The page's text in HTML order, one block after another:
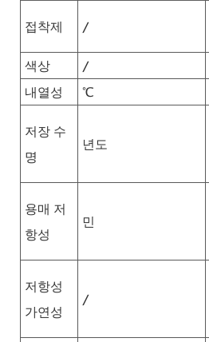
접착제 /
색상 /
내열성
℃
저장 수
명
년도
용매 저
항성
민
저항성
가연성
/